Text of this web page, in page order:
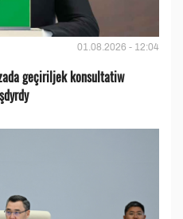
01.08.2026 - 12:04
geçiriljek konsultatiw